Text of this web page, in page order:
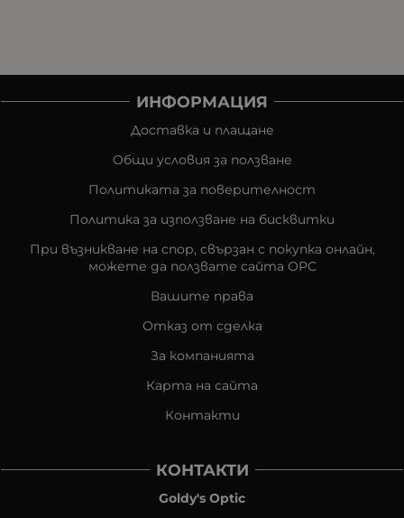
ИНФОРМАЦИЯ
Доставка и плащане
Общи условия за ползване
Политиката за поверителност
Политика за използване на бисквитки
При възникване на спор, свързан с покупка онлайн,
можете да ползвате сайта ОРС
Вашите права
Отказ от сделка
За компанията
Карта на сайта
Контакти
КОНТАКТИ
Goldy's Optic